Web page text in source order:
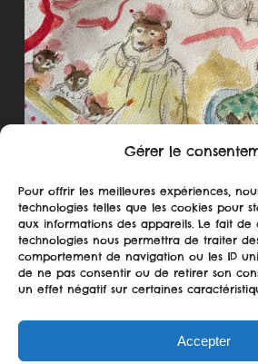
Gérer le
Pour offrir les meilleures expériences,
technologies telles que les cookies pour
aux informations des appareils. Le fait de
technologies nous permettra de traiter
comportement de navigation ou les ID
de ne pas consentir ou de retirer son
un effet négatif sur certaines
Accepter
Suivre sur